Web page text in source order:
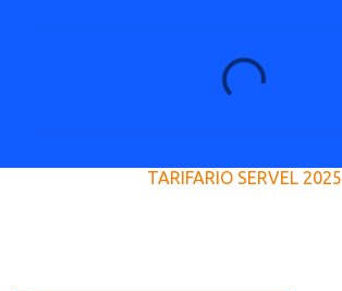
TARIFARIO SERVEL 2025